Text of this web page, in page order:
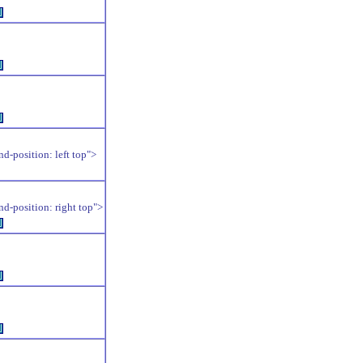
position: left top">
position: right top">